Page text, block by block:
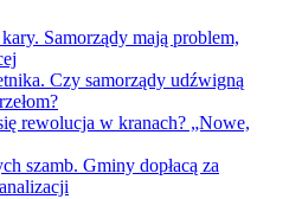
Samorządy mają problem,
Czy samorządy udźwigną
rewolucja w kranach? „Nowe,
szamb. Gminy dopłacą za